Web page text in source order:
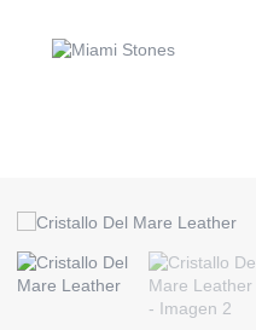
contenido